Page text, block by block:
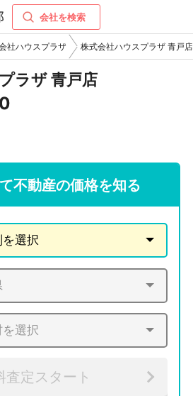
会社を検索
社ハウスプラザ 株式会社ハウスプラザ 青戸店
ラザ 青戸店
不動産の価格を知る
査定スタート